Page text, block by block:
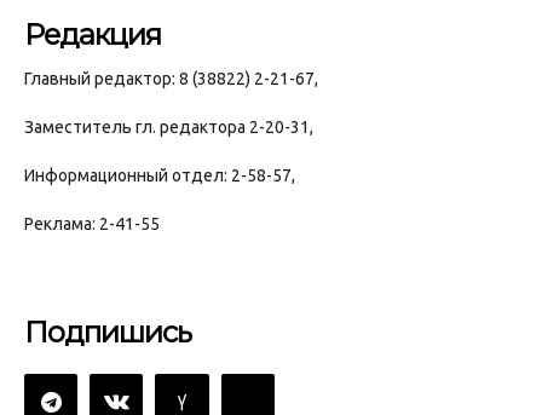
Редакция
Главный редактор: 8 (38822) 2-21-67,
Заместитель гл. редактора 2-20-31,
Информационный отдел: 2-58-57,
Реклама: 2-41-55
Подпишись